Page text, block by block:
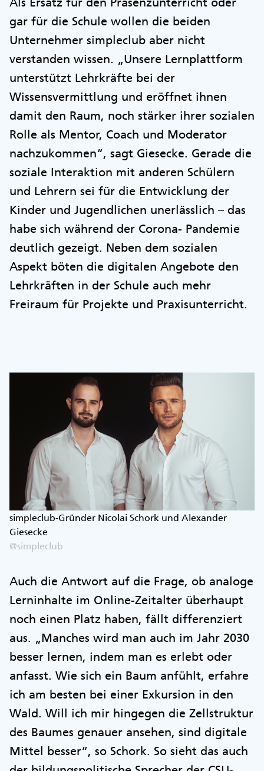
gar für die Schule wollen die beiden
Unternehmer simpleclub aber nicht
verstanden wissen. „Unsere Lernplattform
unterstützt Lehrkräfte bei der
Wissensvermittlung und eröffnet ihnen
damit den Raum, noch stärker ihrer sozialen
Rolle als Mentor, Coach und Moderator
nachzukommen“, sagt Giesecke. Gerade die
soziale Interaktion mit anderen Schülern
und Lehrern sei für die Entwicklung der
Kinder und Jugendlichen unerlässlich – das
habe sich während der Corona- Pandemie
deutlich gezeigt. Neben dem sozialen
Aspekt böten die digitalen Angebote den
Lehrkräften in der Schule auch mehr
Freiraum für Projekte und Praxisunterricht.
simpleclub-Gründer Nicolai Schork und Alexander
Giesecke
@simpleclub
Auch die Antwort auf die Frage, ob analoge
Lerninhalte im Online-Zeitalter überhaupt
noch einen Platz haben, fällt differenziert
aus. „Manches wird man auch im Jahr 2030
besser lernen, indem man es erlebt oder
anfasst. Wie sich ein Baum anfühlt, erfahre
ich am besten bei einer Exkursion in den
Wald. Will ich mir hingegen die Zellstruktur
des Baumes genauer ansehen, sind digitale
Mittel besser“, so Schork. So sieht das auch